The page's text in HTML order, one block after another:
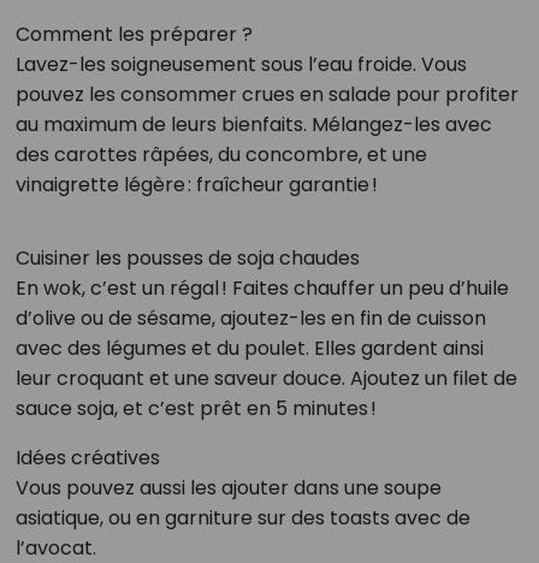
Comment les préparer ?
Lavez-les soigneusement sous l’eau froide. Vous
pouvez les consommer crues en salade pour profiter
au maximum de leurs bienfaits. Mélangez-les avec
des carottes râpées, du concombre, et une
vinaigrette légère : fraîcheur garantie !
Cuisiner les pousses de soja chaudes
En wok, c’est un régal ! Faites chauffer un peu d’huile
d’olive ou de sésame, ajoutez-les en fin de cuisson
avec des légumes et du poulet. Elles gardent ainsi
leur croquant et une saveur douce. Ajoutez un filet de
sauce soja, et c’est prêt en 5 minutes !
Idées créatives
Vous pouvez aussi les ajouter dans une soupe
asiatique, ou en garniture sur des toasts avec de
l’avocat.